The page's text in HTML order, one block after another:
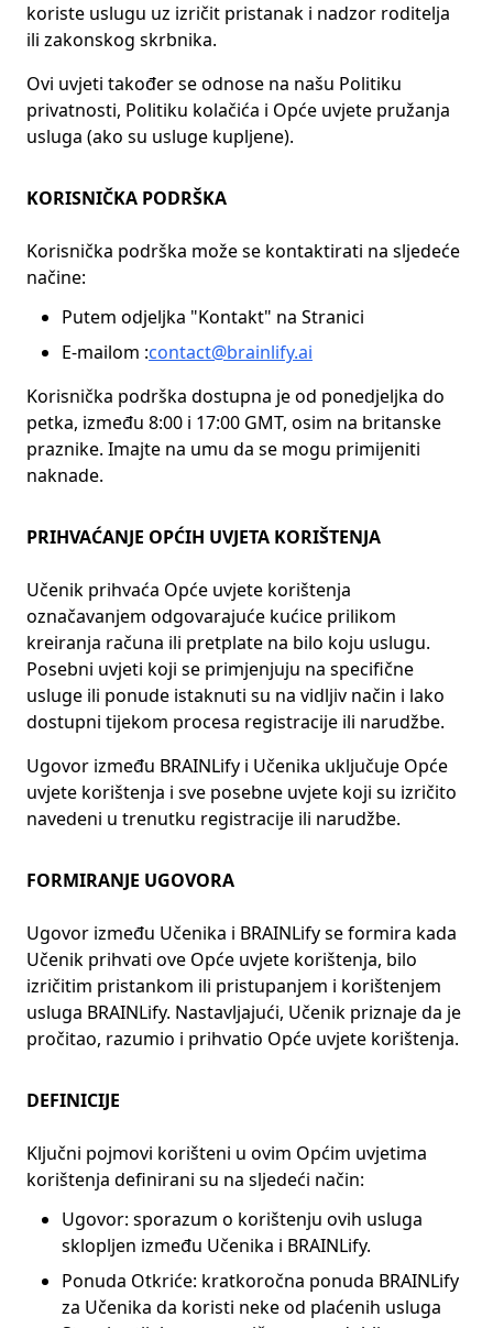
koriste uslugu uz izričit pristanak i nadzor roditelja
ili zakonskog skrbnika.
Ovi uvjeti također se odnose na našu Politiku
privatnosti, Politiku kolačića i Opće uvjete pružanja
usluga (ako su usluge kupljene).
KORISNIČKA PODRŠKA
Korisnička podrška može se kontaktirati na sljedeće
načine:
Putem odjeljka "Kontakt" na Stranici
E-mailom :contact@brainlify.ai
Korisnička podrška dostupna je od ponedjeljka do
petka, između 8:00 i 17:00 GMT, osim na britanske
praznike. Imajte na umu da se mogu primijeniti
naknade.
PRIHVAĆANJE OPĆIH UVJETA KORIŠTENJA
Učenik prihvaća Opće uvjete korištenja
označavanjem odgovarajuće kućice prilikom
kreiranja računa ili pretplate na bilo koju uslugu.
Posebni uvjeti koji se primjenjuju na specifične
usluge ili ponude istaknuti su na vidljiv način i lako
dostupni tijekom procesa registracije ili narudžbe.
Ugovor između BRAINLify i Učenika uključuje Opće
uvjete korištenja i sve posebne uvjete koji su izričito
navedeni u trenutku registracije ili narudžbe.
FORMIRANJE UGOVORA
Ugovor između Učenika i BRAINLify se formira kada
Učenik prihvati ove Opće uvjete korištenja, bilo
izričitim pristankom ili pristupanjem i korištenjem
usluga BRAINLify. Nastavljajući, Učenik priznaje da je
pročitao, razumio i prihvatio Opće uvjete korištenja.
DEFINICIJE
Ključni pojmovi korišteni u ovim Općim uvjetima
korištenja definirani su na sljedeći način:
Ugovor: sporazum o korištenju ovih usluga
sklopljen između Učenika i BRAINLify.
Ponuda Otkriće: kratkoročna ponuda BRAINLify
za Učenika da koristi neke od plaćenih usluga